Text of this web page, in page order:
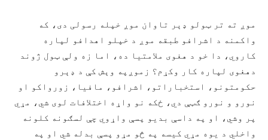
موږ ته تر ټولو ډېر تاوان موږ خپله رسولی دی، که
واکمنه د اشرافو طبقه موږ د خپلو اهدافو لپاره
کاروي، دا خو د هغوی ملامتیا ده، اما زه ولې ټول ژوند
دهغوی لپاره کار وکړم؟ زموږپه وېش کې د ډېرو
حکومتونو، استخباراتو، اشرافو، مافیا، زورواکو او
نورو و نورو ګټې دي، ځکه نو واړه اختلافات لوی شي، مړي
پر وشي، او په داسې بدیو پسې واړوي چې لسګونه کلونه
واخلي د یوه مړي کیسه په څو مړو پسې بدله شي او په